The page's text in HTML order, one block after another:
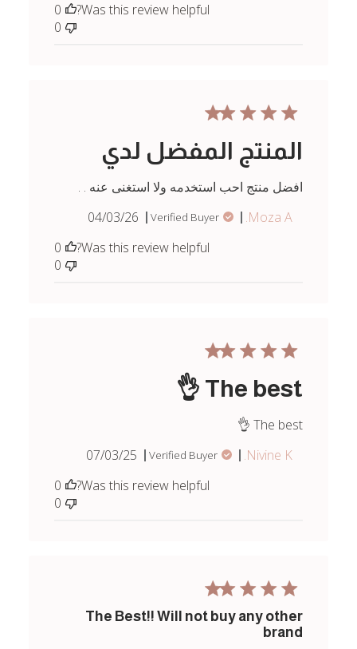
Was this review helpful?
0
0
المنتج المفضل لدي
افضل منتج احب استخدمه ولا استغنى عنه . .
Moza A.
Verified Buyer
Published04/03/26
Was this review helpful?
0
0
The best 👌
The best 👌
Nivine K.
Verified Buyer
Published07/03/25
Was this review helpful?
0
0
The Best!! Will not buy any other
brand